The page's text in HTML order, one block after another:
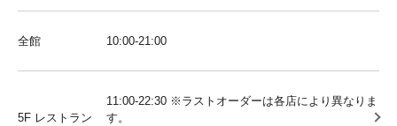
全館 10:00‐21:00
5F レストラン
11:00-22:30 ※ラストオーダーは各店により異なりま
す。